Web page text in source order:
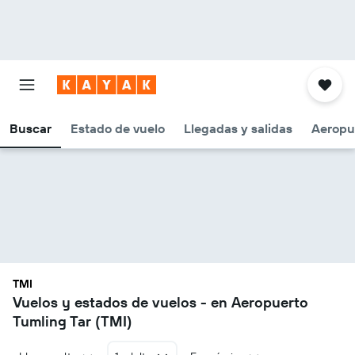
Buscar Estado de vuelo Llegadas y salidas
TMI
Vuelos y estados de vuelos - en Aeropuerto
Tumling Tar (TMI)